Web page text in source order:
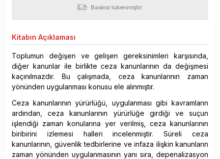
Baskısı tükenmiştir.
Kitabın Açıklaması
Toplumun değişen ve gelişen gereksinimleri karşısında,
diğer kanunlar ile birlikte ceza kanunlarının da değişmesi
kaçınılmazdır. Bu çalışmada, ceza kanunlarının zaman
yönünden uygulanması konusu ele alınmıştır.
Ceza kanunlarının yürürlüğü, uygulanması gibi kavramların
ardından, ceza kanunlarının yürürlüğe girdiği ve suçun
işlendiği zaman konularına yer verilmiş, ceza kanunlarının
biribirini izlemesi halleri incelenmiştir. Süreli ceza
kanunlarının, güvenlik tedbirlerine ve infaza ilişkin kanunların
zaman yönünden uygulanmasının yanı sıra, depenalizasyon